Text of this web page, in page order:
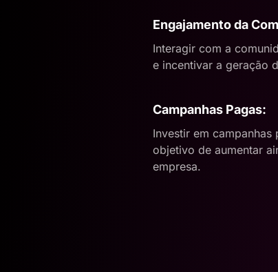
Engajamento da
Interagir com a
e incentivar a geração
Campanhas Pagas:
Investir em
objetivo de aumentar
empresa.